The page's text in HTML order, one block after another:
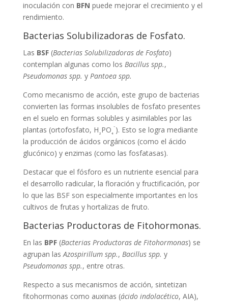
inoculación con BFN puede mejorar el crecimiento y el
rendimiento.
Bacterias Solubilizadoras de Fosfato.
Las BSF(Bacterias Solubilizadoras de Fosfato)
contemplan algunas como los Bacillus spp.,
Pseudomonas spp. y Pantoea spp.
Como mecanismo de acción, este grupo de bacterias
convierten las formas insolubles de fosfato presentes
en el suelo en formas solubles y asimilables por las
plantas (ortofosfato, H₂PO₄
⁻). Esto se logra mediante
la producción de ácidos orgánicos (como el ácido
glucónico) y enzimas (como las fosfatasas).
Destacar que el fósforo es un nutriente esencial para
el desarrollo radicular, la floración y fructificación, por
lo que las BSF son especialmente importantes en los
cultivos de frutas y hortalizas de fruto.
Bacterias Productoras de Fitohormonas.
En las BPF(Bacterias Productoras de Fitohormonas) se
agrupan lasAzospirillum spp., Bacillus spp. y
Pseudomonas spp., entre otras.
Respecto a sus mecanismos de acción, sintetizan
fitohormonas como auxinas (ácido indolacético, AIA),